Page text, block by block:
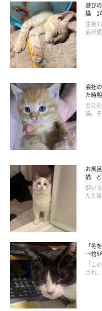
遊び
猫 1
生後3
姿が
会社
た時
会社
猫。
お風
猫 ど
飼い
た生
「冬
→約5
「こ
され